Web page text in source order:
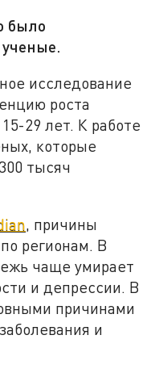
было
исследование
роста
29 лет. К работе
которые
тысяч
, причины
регионам. В
чаще умирает
и депрессии. В
причинами
и